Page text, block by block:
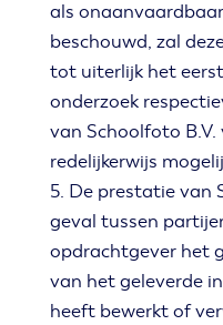
als
beschouwd, zal
tot uiterlijk het
onderzoek
van Schoolfoto
redelijkerwijs
5. De prestatie van
geval tussen
opdrachtgever het
van het geleverde
heeft bewerkt of